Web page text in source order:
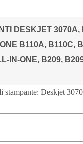
DESKJET
B110A, B110C,
IN-ONE, B209,
Deskjet